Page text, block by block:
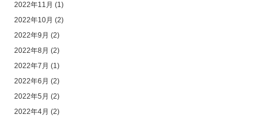
2022年11月 (1)
2022年10月 (2)
2022年9月 (2)
2022年8月 (2)
2022年7月 (1)
2022年6月 (2)
2022年5月 (2)
2022年4月 (2)